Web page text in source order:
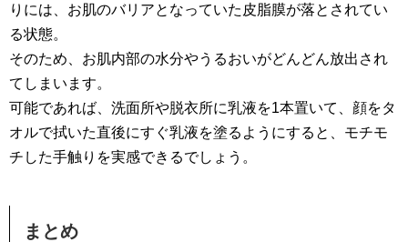
りには、お肌のバリアとなっていた皮脂膜が落とされてい
る状態。
そのため、お肌内部の水分やうるおいがどんどん放出され
てしまいます。
可能であれば、洗面所や脱衣所に乳液を1本置いて、顔をタ
オルで拭いた直後にすぐ乳液を塗るようにすると、モチモ
チした手触りを実感できるでしょう。
まとめ